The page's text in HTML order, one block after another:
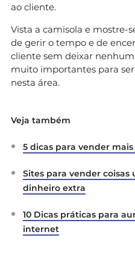
ao cliente.
Vista a camisola e mostre-
de gerir o tempo e de
cliente sem deixar
muito importantes para
nesta área.
Veja também
5 dicas para vender
Sites para vender coisas
dinheiro extra
10 Dicas práticas para
internet